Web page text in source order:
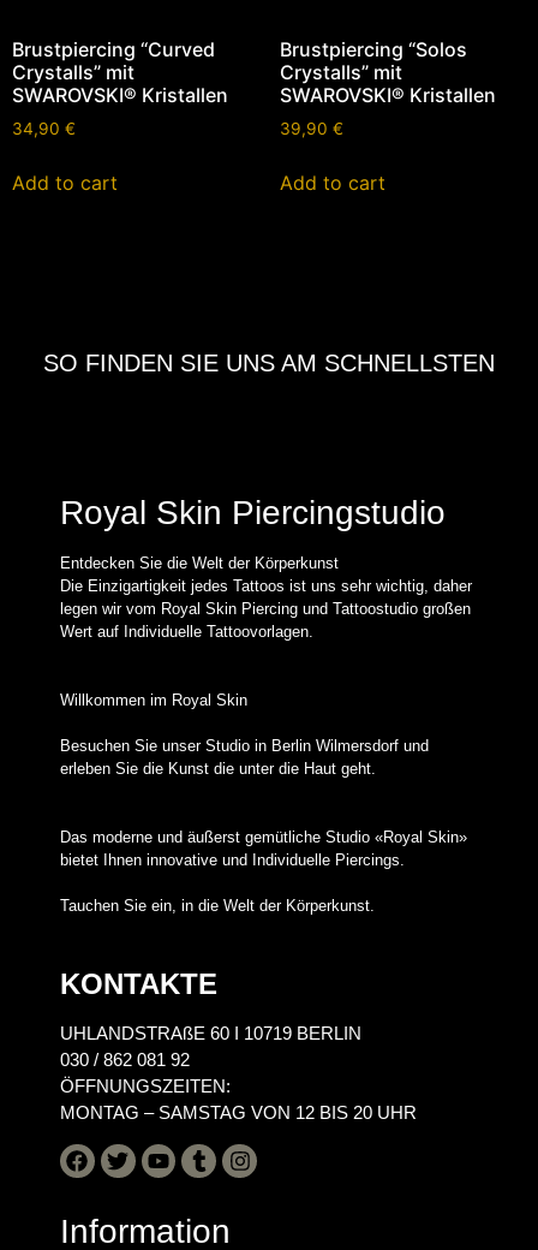
Brustpiercing “Curved
Crystalls” mit
SWAROVSKI® Kristallen
34,90 €
Add to cart
Brustpiercing “Solos
Crystalls” mit
SWAROVSKI® Kristallen
39,90 €
Add to cart
SO FINDEN SIE UNS AM SCHNELLSTEN
Royal Skin Piercingstudio
Entdecken Sie die Welt der Körperkunst
Die Einzigartigkeit jedes Tattoos ist uns sehr wichtig, daher
legen wir vom Royal Skin Piercing und Tattoostudio großen
Wert auf Individuelle Tattoovorlagen.
Willkommen im Royal Skin
Besuchen Sie unser Studio in Berlin Wilmersdorf und
erleben Sie die Kunst die unter die Haut geht.
Das moderne und äußerst gemütliche Studio «Royal Skin»
bietet Ihnen innovative und Individuelle Piercings.
Tauchen Sie ein, in die Welt der Körperkunst.
KONTAKTE
UHLANDSTRAßE 60 I 10719 BERLIN
030 / 862 081 92
ÖFFNUNGSZEITEN:
MONTAG – SAMSTAG VON 12 BIS 20 UHR
Information